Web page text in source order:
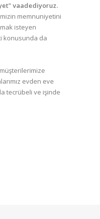
vaadediyoruz.
memnuniyetini
isteyen
konusunda da
evden eve
tecrübeli ve işinde